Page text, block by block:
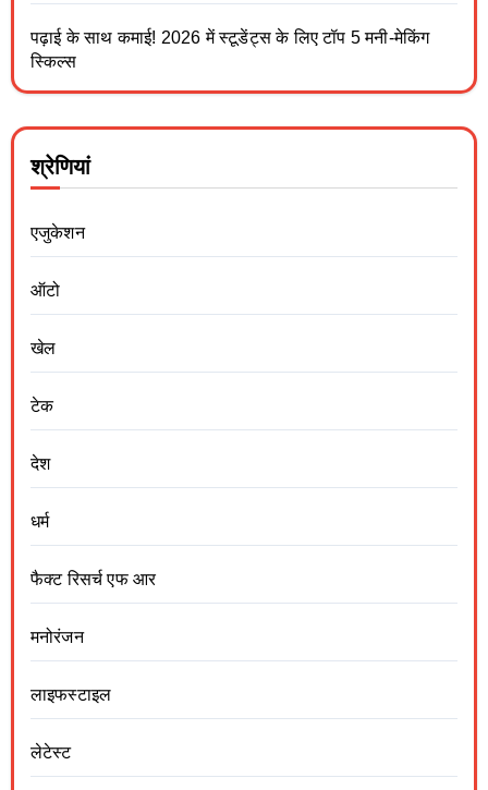
पढ़ाई के साथ कमाई! 2026 में स्टूडेंट्स के लिए टॉप 5 मनी-मेकिंग
स्किल्स
श्रेणियां
एजुकेशन
ऑटो
खेल
टेक
देश
धर्म
फैक्ट रिसर्च एफ आर
मनोरंजन
लाइफस्टाइल
लेटेस्ट